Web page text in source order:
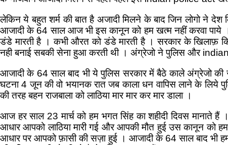
लेकिन ये बहुत शर्म की बात है अजादी मिलने के बाद जिन लोगो ने
आजादी के 64 साल आज भी इस कानून को हम खत्म नहीं करवा
डंडे मारती है । कभी औरत को डंडे मारती है । सरकार के खिलाफ़
नही बनाई सबकी सेना हुआ करती थी । अंग्रेजो ने पुलिस और
आजादी के 64 साल बाद भी ये पुलिस सरकार में बैठे काले अंग्रेजो
घटना 4 जून की वो भयानक रात जब काला धन वापिस लाने के लिये
की तरह बहन राजबाला को लाठिया मार मार कर मार डाला ।
आज हर साल 23 मार्च को हम भगत सिंह का शहीदी दिवस मानाते
आधार आपको लाठिया मारी गई और आपकी मौत हुई उस कानून को
आधार पर आपको फ़ासी की सज़ा हुई । आजादी के 64 साल बाद भी